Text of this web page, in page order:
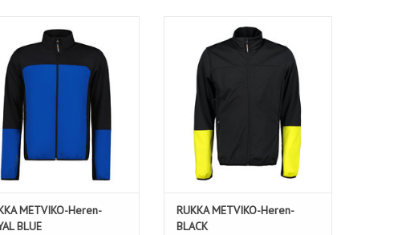
AAN WINKELWAGEN
METVIKO-Heren-
BLUE
RUKKA METVIKO-Heren-BLACK
TOEVOEGEN AAN WINKELWAGEN
RUKKA METVIKO-Heren-
BLACK